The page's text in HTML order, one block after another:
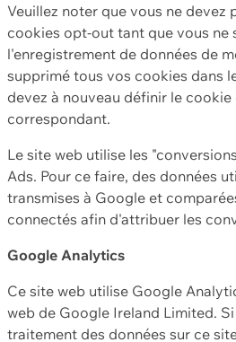
Veuillez noter que vous ne devez
cookies opt-out tant que vous ne
l'enregistrement de données de
supprimé tous vos cookies dans
devez à nouveau définir le
correspondant.
Le site web utilise les
Ads. Pour ce faire, des données
transmises à Google et
connectés afin d'attribuer les
Google Analytics
Ce site web utilise Google
web de Google Ireland Limited.
traitement des données sur ce